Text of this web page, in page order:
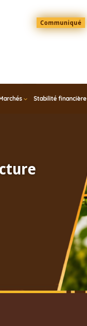
Menu
Top
Communiqué
Stabilité financière